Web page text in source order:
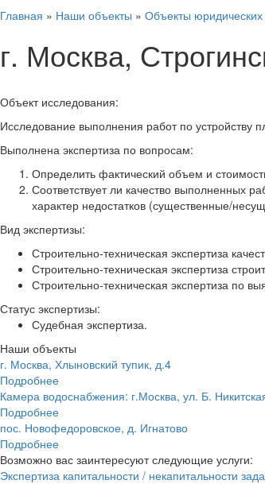
Главная » Наши объекты » Объекты
г. Москва,
Объект исследования:
Исследование выполнения работ по устройству
Выполнена экспертиза по вопросам:
Определить фактический объем и
Соответствует ли качество выполненных
характер недостатков (существенные/
Вид экспертизы:
Строительно-техническая экспертиза
Строительно-техническая экспертиза
Строительно-техническая экспертиза по
Статус экспертизы:
Судебная экспертиза.
Наши объекты
г. Москва, Хлыновский тупик, д.4
Подробнее
Камера водоснабжения: г.Москва, ул. Б.
Подробнее
пос. Новофедоровское, д. Игнатово
Подробнее
Возможно вас заинтересуют следующие услуги:
Экспертиза капитальности / некапитальности